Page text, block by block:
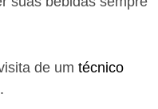
de um técnico
.